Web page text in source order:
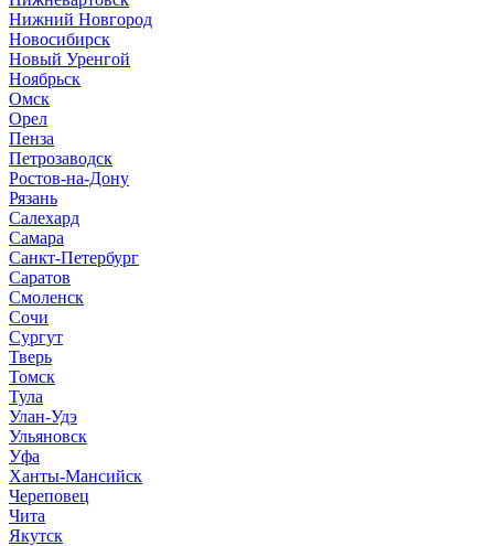
Нижний Новгород
Новосибирск
Новый Уренгой
Ноябрьск
Омск
Орел
Пенза
Петрозаводск
Ростов-на-Дону
Рязань
Салехард
Самара
Санкт-Петербург
Саратов
Смоленск
Сочи
Сургут
Тверь
Томск
Тула
Улан-Удэ
Ульяновск
Уфа
Ханты-Мансийск
Череповец
Чита
Якутск